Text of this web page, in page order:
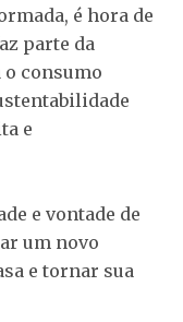
é hora de
parte da
o consumo
e
e vontade de
um novo
e tornar sua